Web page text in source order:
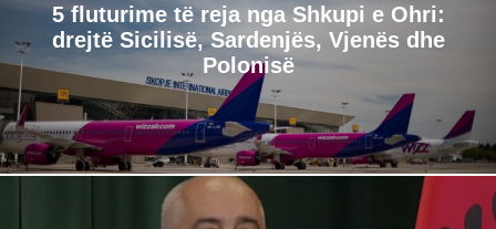
5 fluturime të reja nga Shkupi e Ohri:
drejtë Sicilisë, Sardenjës, Vjenës dhe
Polonisë